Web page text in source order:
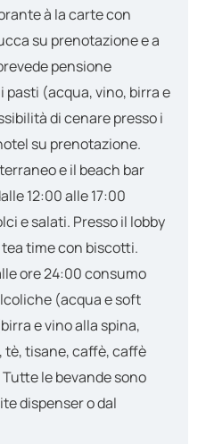
à la carte con
su prenotazione e a
pensione
pasti (acqua, vino, birra e
di cenare presso i
su prenotazione.
e il beach bar
12:00 alle 17:00
e salati. Presso il lobby
tea time con biscotti.
ore 24:00 consumo
(acqua e soft
e vino alla spina,
tisane, caffè, caffè
le bevande sono
dispenser o dal